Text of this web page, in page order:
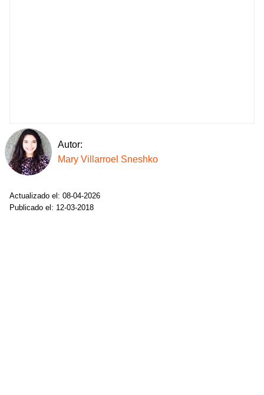
Autor:
Mary Villarroel Sneshko
Actualizado el: 08-04-2026
Publicado el: 12-03-2018